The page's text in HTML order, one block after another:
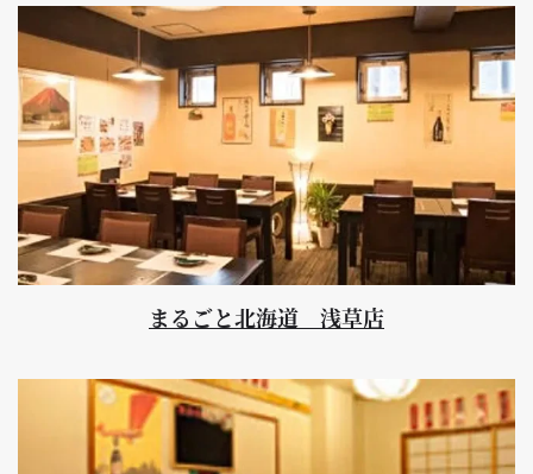
まるごと北海道 浅草店